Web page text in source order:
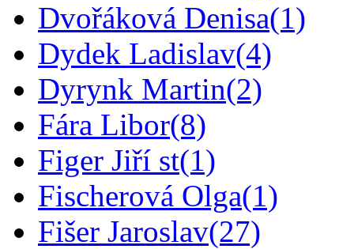
Dvořáková Denisa(1)
Dydek Ladislav(4)
Dyrynk Martin(2)
Fára Libor(8)
Figer Jiří st(1)
Fischerová Olga(1)
Fišer Jaroslav(27)